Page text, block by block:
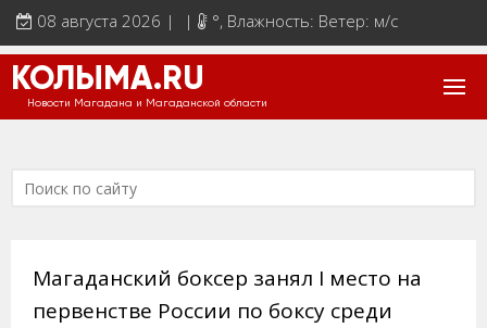
08 августа 2026 | | °, Влажность: Ветер: м/с
КОЛЫМА.RU
Новости Магадана и Магаданской области
Магаданский боксер занял I место на
первенстве России по боксу среди